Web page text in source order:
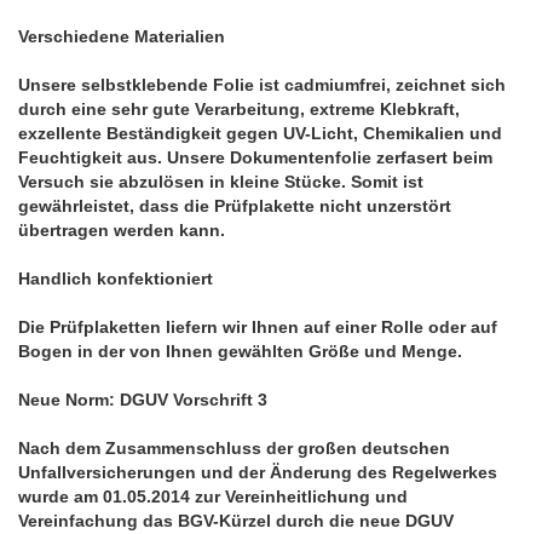
Verschiedene Materialien
Unsere selbstklebende Folie ist cadmiumfrei, zeichnet sich
durch eine sehr gute Verarbeitung, extreme Klebkraft,
exzellente Beständigkeit gegen UV-Licht, Chemikalien und
Feuchtigkeit aus. Unsere Dokumentenfolie zerfasert beim
Versuch sie abzulösen in kleine Stücke. Somit ist
gewährleistet, dass die Prüfplakette nicht unzerstört
übertragen werden kann.
Handlich konfektioniert
Die Prüfplaketten liefern wir Ihnen auf einer Rolle oder auf
Bogen in der von Ihnen gewählten Größe und Menge.
Neue Norm: DGUV Vorschrift 3
Nach dem Zusammenschluss der großen deutschen
Unfallversicherungen und der Änderung des Regelwerkes
wurde am 01.05.2014 zur Vereinheitlichung und
Vereinfachung das BGV-Kürzel durch die neue DGUV